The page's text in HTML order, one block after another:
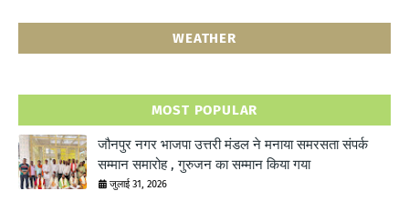
WEATHER
MOST POPULAR
जौनपुर नगर भाजपा उत्तरी मंडल ने मनाया समरसता संपर्क
सम्मान समारोह , गुरुजन का सम्मान किया गया
जुलाई 31, 2026